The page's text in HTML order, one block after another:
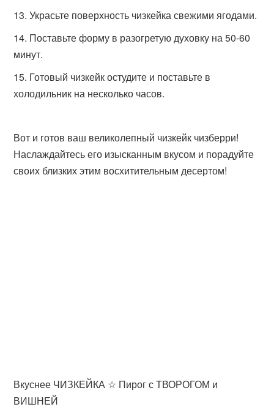
Украсьте поверхность чизкейка свежими ягодами.
Поставьте форму в разогретую духовку на 50-60
минут.
Готовый чизкейк остудите и поставьте в
холодильник на несколько часов.
Вот и готов ваш великолепный чизкейк чизберри!
Наслаждайтесь его изысканным вкусом и порадуйте
своих близких этим восхитительным десертом!
Вкуснее ЧИЗКЕЙКА ☆ Пирог с ТВОРОГОМ и
ВИШНЕЙ